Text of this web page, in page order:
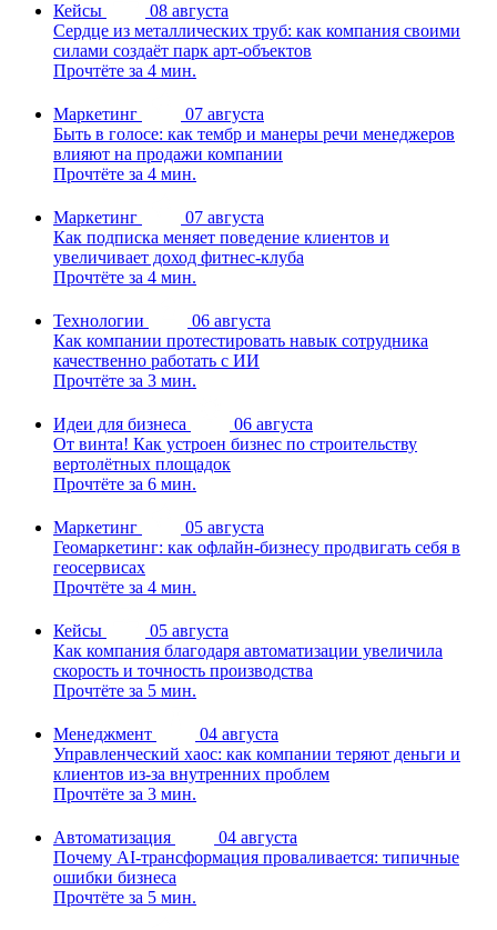
Кейсы
08 августа
Сердце из металлических труб: как компания своими
силами создаёт парк арт-объектов
Прочтёте за 4 мин.
Маркетинг
07 августа
Быть в голосе: как тембр и манеры речи менеджеров
влияют на продажи компании
Прочтёте за 4 мин.
Маркетинг
07 августа
Как подписка меняет поведение клиентов и
увеличивает доход фитнес-клуба
Прочтёте за 4 мин.
Технологии
06 августа
Как компании протестировать навык сотрудника
качественно работать с ИИ
Прочтёте за 3 мин.
Идеи для бизнеса
06 августа
От винта! Как устроен бизнес по строительству
вертолётных площадок
Прочтёте за 6 мин.
Маркетинг
05 августа
Геомаркетинг: как офлайн-бизнесу продвигать себя в
геосервисах
Прочтёте за 4 мин.
Кейсы
05 августа
Как компания благодаря автоматизации увеличила
скорость и точность производства
Прочтёте за 5 мин.
Менеджмент
04 августа
Управленческий хаос: как компании теряют деньги и
клиентов из-за внутренних проблем
Прочтёте за 3 мин.
Автоматизация
04 августа
Почему AI-трансформация проваливается: типичные
ошибки бизнеса
Прочтёте за 5 мин.